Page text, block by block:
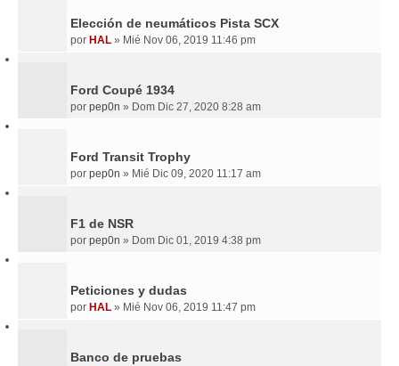
Elección de neumáticos Pista SCX
por HAL » Mié Nov 06, 2019 11:46 pm
Ford Coupé 1934
por pep0n » Dom Dic 27, 2020 8:28 am
Ford Transit Trophy
por pep0n » Mié Dic 09, 2020 11:17 am
F1 de NSR
por pep0n » Dom Dic 01, 2019 4:38 pm
Peticiones y dudas
por HAL » Mié Nov 06, 2019 11:47 pm
Banco de pruebas